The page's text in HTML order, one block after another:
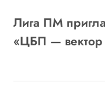
Лига ПМ
«ЦБП — вектор